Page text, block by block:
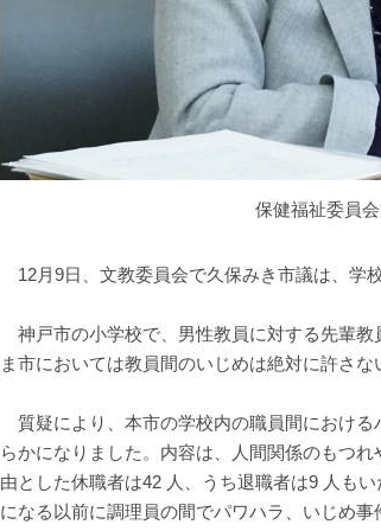
保健福祉委員
12月9日、文教委員会で久保みき市議は、学
神戸市の小学校で、男性教員に対する先輩教
ま市においては教員間のいじめは絶対に許さ
質疑により、本市の学校内の職員間における
らかになりました。内容は、人間関係のもつ
由とした休職者は42 人、うち退職者は9 人も
になる以前に調理員の間でパワハラ、いじめ